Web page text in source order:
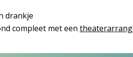
drankje
compleet met een